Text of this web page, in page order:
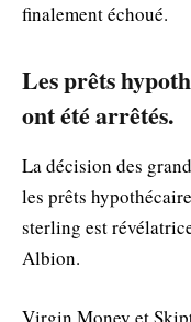
finalement échoué.
Les prêts
ont été arrêtés.
La décision des
les prêts
sterling est
Albion.